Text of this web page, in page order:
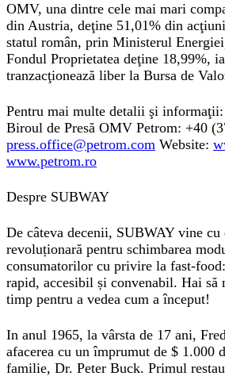
OMV, una dintre cele mai mari
din Austria, deţine 51,01% din
statul român, prin Ministerul
Fondul Proprietatea deţine 18,99%,
tranzacţionează liber la Bursa de
Pentru mai multe detalii şi informaţii:
Biroul de Presă OMV Petrom: +40
press.office@petrom.com Website:
www.petrom.ro
Despre SUBWAY
De câteva decenii, SUBWAY vine cu
revoluționară pentru schimbarea
consumatorilor cu privire la fast-
rapid, accesibil și convenabil. Hai să
timp pentru a vedea cum a început!
In anul 1965, la vârsta de 17 ani,
afacerea cu un împrumut de $ 1.000
familie, Dr. Peter Buck. Primul